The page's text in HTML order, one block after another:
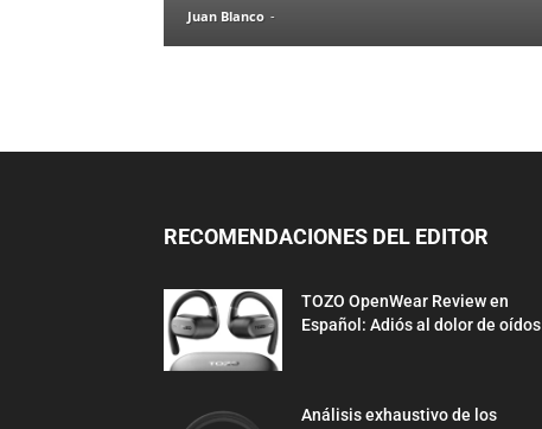
Juan Blanco -
RECOMENDACIONES DEL EDITOR
TOZO OpenWear Review en
Español: Adiós al dolor de oídos
Análisis exhaustivo de los